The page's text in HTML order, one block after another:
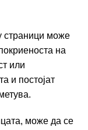
страници може
на
или
и постојат
може да се